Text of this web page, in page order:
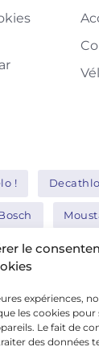
le
expériences,
les cookies
Le fait de
des données
!
Nakamura